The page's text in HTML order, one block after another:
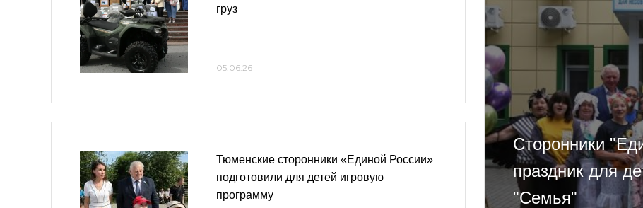
груз
05.06.26
Тюменские сторонники «Единой России»
подготовили для детей игровую
программу
Сторонники
праздник для
"Семья"